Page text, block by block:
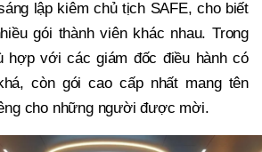
lập kiêm chủ tịch SAFE, cho biết
gói thành viên khác nhau. Trong
hợp với các giám đốc điều hành có
còn gói cao cấp nhất mang tên
cho những người được mời.